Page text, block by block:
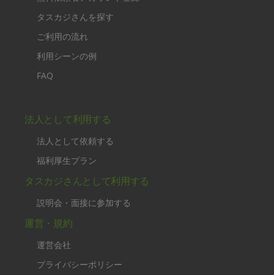
タスカジさんを探す
ご利用の流れ
利用シーンの例
FAQ
法人として利用する
法人として依頼する
福利厚生プラン
タスカジさんとして利用する
説明会・面接に参加する
運営・規約
運営会社
プライバシーポリシー